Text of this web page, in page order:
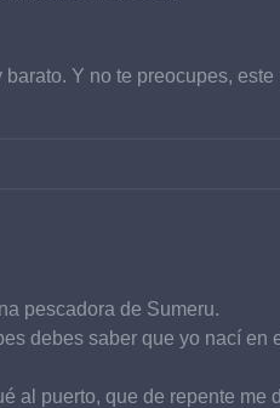
barato. Y no te preocupes,
pescadora de Sumeru.
debes saber que yo nací
al puerto, que de repente